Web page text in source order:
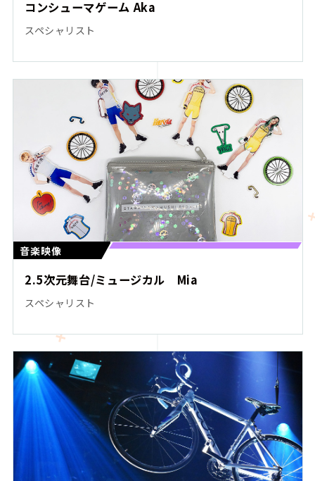
コンシューマゲーム Aka
スペシャリスト
音楽映像
2.5次元舞台/ミュージカル Mia
スペシャリスト